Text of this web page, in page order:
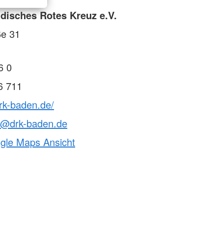
Rotes Kreuz e.V.
31
0
711
baden.de/
baden.de
Maps Ansicht